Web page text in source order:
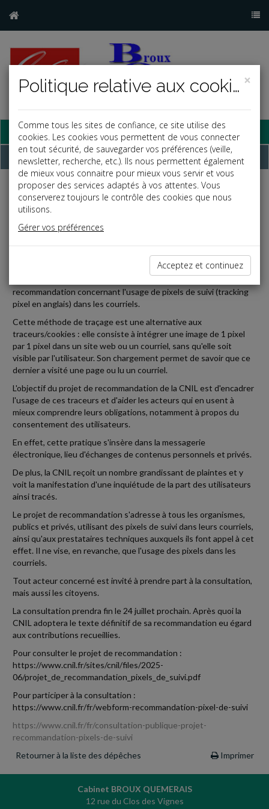
Base documentaire
Dépêches
j a
b
Vie des affaires
PIXELS DE SUIVI : LA CNIL LANCE UNE
recommandation concernant l'usage de pixels de suivi (tracking
pixel en anglais) dans les courriels.
Cette méthode de traçage est une alternative aux
traceurs/cookies : elle consiste à intégrer une image de 1 pixel
par 1 pixel dans un site web ou un courriel, sans qu'elle soit
visible par l'utilisateur. Son chargement permet de savoir que ce
dernier a visité une page ou lu un courriel.
L'objectif du projet de recommandation de la CNIL est d'encadrer
l'usage de ces traceurs et d'aider les acteurs qui en usent à
mieux comprendre leurs obligations, notamment à propos du
consentement des utilisateurs.
En effet, cette pratique s'insère dans la messagerie
électronique, lieu d'échanges de contenus personnels et privés.
De plus, la CNIL reçoit un nombre grandissant de plaintes et y
voit la manifestation d'une inquiétude de la part des utilisateurs
ainsi tracés.
Le projet de recommandation s'adresse à tous les organismes,
publics et privés, utilisant des pixels de suivi dans leurs courriels,
ainsi qu'aux prestataires techniques auxquels ils font appel à cet
effet. Il ne vise, en revanche, que l'usage des pixels dans les
courriels.
Tout acteur concerné est invité à prendre part à la consultation,
mais aussi les citoyens.
La consultation prendra fin le 24 juillet prochain. Après quoi la
CNIL adoptera le texte définitif de sa recommandation eu égard
aux contributions recueillies.
Pour consulter le projet de recommandation :
https://www.cnil.fr/sites/cnil/files/2025-
06/projet_de_recommandation_pixels_de_suivi.pdf
Pour participer à la consultation :
https://www.cnil.fr/fr/webform-recommandation-pixel-de-suivi
https://www.cnil.fr/fr/consultation-publique-projet-
recommandation-pixels-de-suivi
Retourner à la liste des dépêches
Imprimer
Cabinet BROUX QUEMERAIS
12 rue du Clos des Vignes
×
Politique relative aux cookies
Comme tous les sites de confiance, ce site utilise des
cookies. Les cookies vous permettent de vous connecter
en tout sécurité, de sauvegarder vos préférences (veille,
newsletter, recherche, etc.). Ils nous permettent également
de mieux vous connaitre pour mieux vous servir et vous
proposer des services adaptés à vos attentes. Vous
conserverez toujours le contrôle des cookies que nous
utilisons.
Gérer vos préférences
Acceptez et continuez